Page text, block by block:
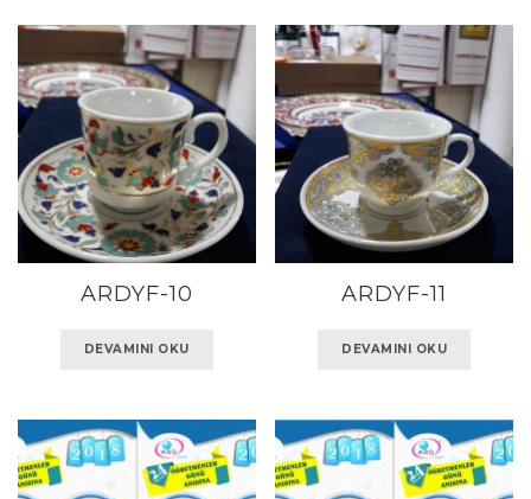
ARDYF-10
DEVAMINI OKU
ARDYF-11
DEVAMINI OKU